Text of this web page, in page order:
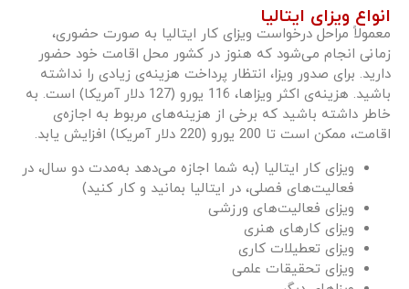
انواع ویزای ایتالیا
معمولاً مراحل درخواست ویزای کار ایتالیا به صورت حضوری،
زمانی انجام می‌شود که هنوز در کشور محل اقامت خود حضور
دارید. برای صدور ویزا، انتظار پرداخت هزینه‌ی زیادی را نداشته
باشید. هزینه‌ی اکثر ویزاها، 116 یورو (127 دلار آمریکا) است. به
خاطر داشته باشید که برخی از هزینه‌های مربوط به اجازه‌ی
اقامت، ممکن است تا 200 یورو (220 دلار آمریکا) افزایش یابد.
ویزای کار ایتالیا (به شما اجازه می‌دهد به‌مدت دو سال، در
فعالیت‌های فصلی، در ایتالیا بمانید و کار کنید)
ویزای فعالیت‌های ورزشی
ویزای کارهای هنری
ویزای تعطیلات کاری
ویزای تحقیقات علمی